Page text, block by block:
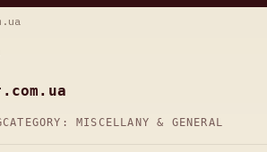
CATEGORY: MISCELLANY & GENERAL